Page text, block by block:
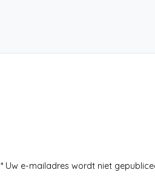
* Uw e-mailadres wordt niet